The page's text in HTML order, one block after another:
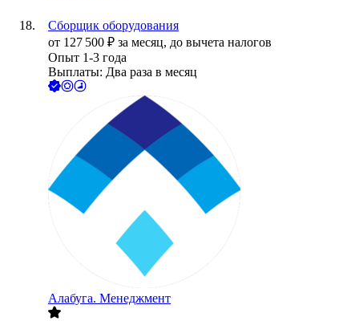
Сборщик оборудования
от 127 500 ₽ за месяц, до вычета налогов
Опыт 1-3 года
Выплаты: Два раза в месяц
Алабуга. Менеджмент